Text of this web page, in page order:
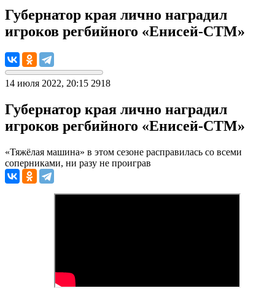
Губернатор края лично наградил
игроков регбийного «Енисей-СТМ»
14 июля 2022, 20:15 2918
Губернатор края лично наградил
игроков регбийного «Енисей-СТМ»
«Тяжёлая машина» в этом сезоне расправилась со всеми
соперниками, ни разу не проиграв